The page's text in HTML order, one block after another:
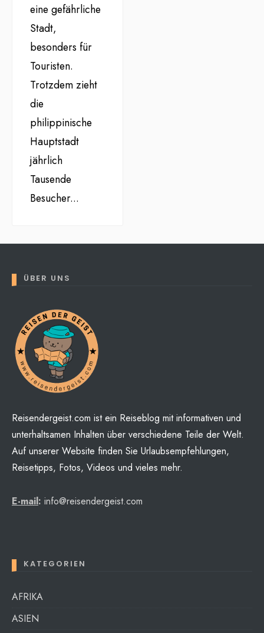
eine gefährliche
Stadt,
besonders für
Touristen.
Trotzdem zieht
die
philippinische
Hauptstadt
jährlich
Tausende
Besucher...
ÜBER UNS
Reisendergeist.com ist ein Reiseblog mit informativen und
unterhaltsamen Inhalten über verschiedene Teile der Welt.
Auf unserer Website finden Sie Urlaubsempfehlungen,
Reisetipps, Fotos, Videos und vieles mehr.
E-mail: info@reisendergeist.com
KATEGORIEN
AFRIKA
ASIEN